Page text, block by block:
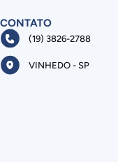
CONTATO
(19) 3826-2788
VINHEDO - SP